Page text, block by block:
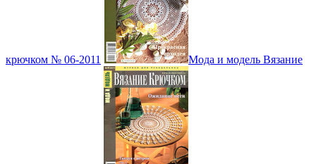
крючком № 06-2011 Мода и модель Вязание